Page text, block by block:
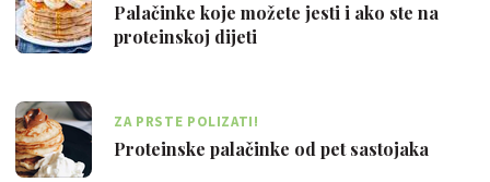
Palačinke koje možete jesti i ako ste na
proteinskoj dijeti
ZA PRSTE POLIZATI!
Proteinske palačinke od pet sastojaka